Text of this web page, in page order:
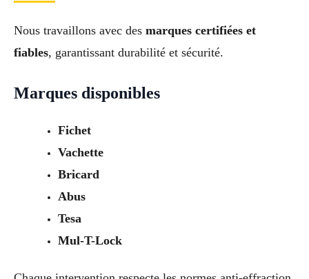
Nous travaillons avec des marques certifiées et
fiables, garantissant durabilité et sécurité.
Marques disponibles
Fichet
Vachette
Bricard
Abus
Tesa
Mul-T-Lock